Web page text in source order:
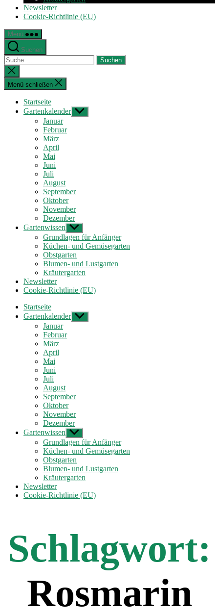
Newsletter
Cookie-Richtlinie (EU)
Menü
Suchen
Suche
nach:
Suche
schließen
Menü schließen
Startseite
Gartenkalender Untermenü
anzeigen
Januar
Februar
März
April
Mai
Juni
Juli
August
September
Oktober
November
Dezember
Gartenwissen Untermenü
anzeigen
Grundlagen für Anfänger
Küchen- und Gemüsegarten
Obstgarten
Blumen- und Lustgarten
Kräutergarten
Newsletter
Cookie-Richtlinie (EU)
Startseite
Gartenkalender Untermenü
anzeigen
Januar
Februar
März
April
Mai
Juni
Juli
August
September
Oktober
November
Dezember
Gartenwissen Untermenü
anzeigen
Grundlagen für Anfänger
Küchen- und Gemüsegarten
Obstgarten
Blumen- und Lustgarten
Kräutergarten
Newsletter
Cookie-Richtlinie (EU)
Schlagwort:
Rosmarin